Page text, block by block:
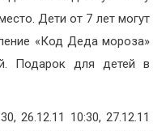
Дети от 7 лет могут
«Код Деда мороза»
Подарок для детей в
26.12.11 10:30, 27.12.11